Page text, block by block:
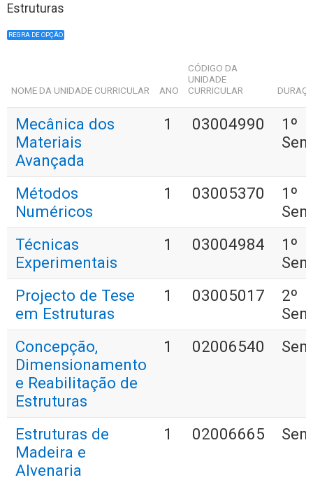
Estruturas
REGRA DE OPÇÃO
NOME DA UNIDADE CURRICULAR ANO
CÓDIGO DA
UNIDADE
CURRICULAR
Mecânica dos
Materiais
Avançada
1 03004990
1º
Métodos
Numéricos
1 03005370
1º
Técnicas
Experimentais
1 03004984
1º
Projecto de Tese
em Estruturas
1 03005017
2º
Concepção,
Dimensionamento
e Reabilitação de
Estruturas
1 02006540
Estruturas de
Madeira e
Alvenaria
1 02006665